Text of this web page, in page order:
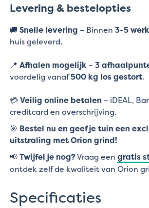
Levering & bestelopties
🚚 Snelle levering – Binnen 3-5
huis geleverd.
📍 Afhalen mogelijk – 3
voordelig vanaf500 kg los gestort.
💳Veilig online betalen – iDEAL,
creditcard en overschrijving.
🎯 Bestel nu en geef je tuin een
uitstraling met Orion grind!
📢Twijfel je nog?Vraag een gratis
ontdek zelf de kwaliteit van Orion
Specificaties